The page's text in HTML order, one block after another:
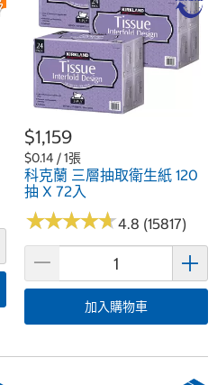
$1,159
$0.14 / 1張
科克蘭 三層抽取衛生紙 120
抽 X 72入
★★★★★
★★★★★4.8 (15817)
加入購物車